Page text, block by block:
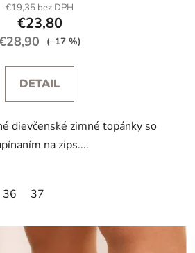
€19,35 bez DPH
€23,80
(–17 %)
DETAIL
dievčenské zimné topánky so
na zips....
36 37